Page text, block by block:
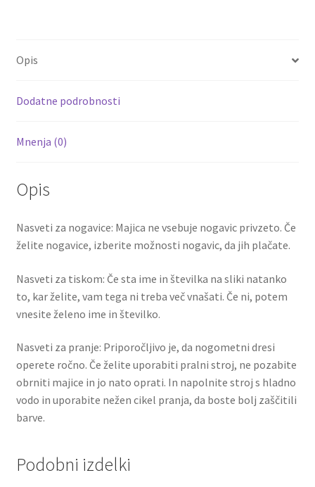
količina
k
Opis
Dodatne podrobnosti
Mnenja (0)
Opis
Nasveti za nogavice: Majica ne vsebuje nogavic privzeto. Če
želite nogavice, izberite možnosti nogavic, da jih plačate.
Nasveti za tiskom: Če sta ime in številka na sliki natanko
to, kar želite, vam tega ni treba več vnašati. Če ni, potem
vnesite želeno ime in številko.
Nasveti za pranje: Priporočljivo je, da nogometni dresi
operete ročno. Če želite uporabiti pralni stroj, ne pozabite
obrniti majice in jo nato oprati. In napolnite stroj s hladno
vodo in uporabite nežen cikel pranja, da boste bolj zaščitili
barve.
Podobni izdelki